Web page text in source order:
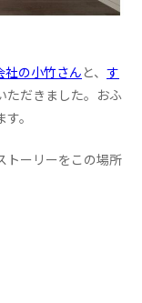
社の小竹さん と、 す
ただきました。おふ
。
トーリーをこの場所